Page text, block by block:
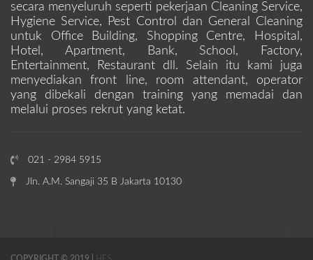
secara menyeluruh seperti pekerjaan Cleaning Service,
Hygiene Service, Pest Control dan General Cleaning
untuk Office Building, Shopping Centre, Hospital,
Hotel, Apartment, Bank, School, Factory,
Entertainment, Restaurant dll. Selain itu kami juga
menyediakan front line, room attendant, operator
yang dibekali dengan training yang memadai dan
melalui proses rekrut yang ketat.
021 - 2984 5915
Jln. A.M. Sangaji 35 B Jakarta 10130